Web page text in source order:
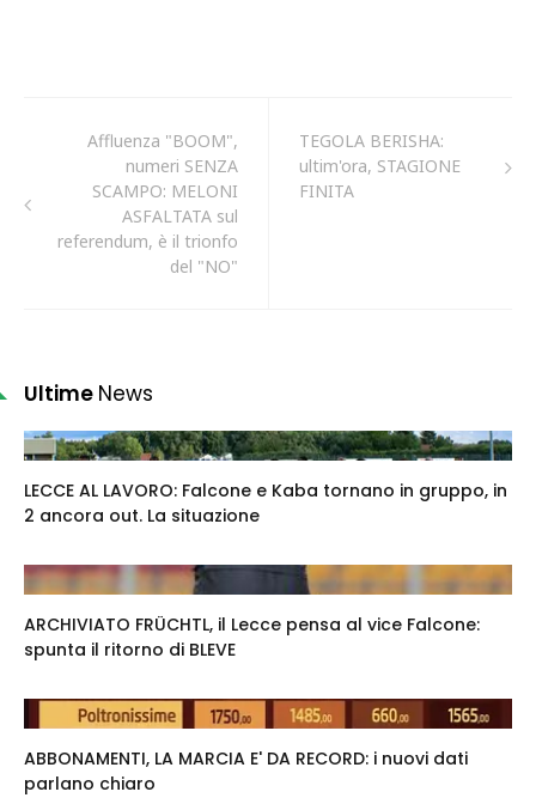
Affluenza "BOOM",
numeri SENZA
SCAMPO: MELONI
ASFALTATA sul
referendum, è il trionfo
del "NO"
TEGOLA BERISHA:
ultim'ora, STAGIONE
FINITA
Ultime News
LECCE AL LAVORO: Falcone e Kaba tornano in gruppo, in
2 ancora out. La situazione
ARCHIVIATO FRÜCHTL, il Lecce pensa al vice Falcone:
spunta il ritorno di BLEVE
ABBONAMENTI, LA MARCIA E' DA RECORD: i nuovi dati
parlano chiaro